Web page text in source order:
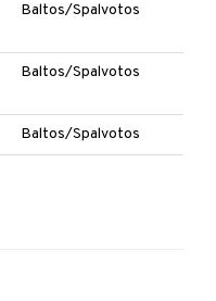
Baltos/Spalvotos
Baltos/Spalvotos
Baltos/Spalvotos